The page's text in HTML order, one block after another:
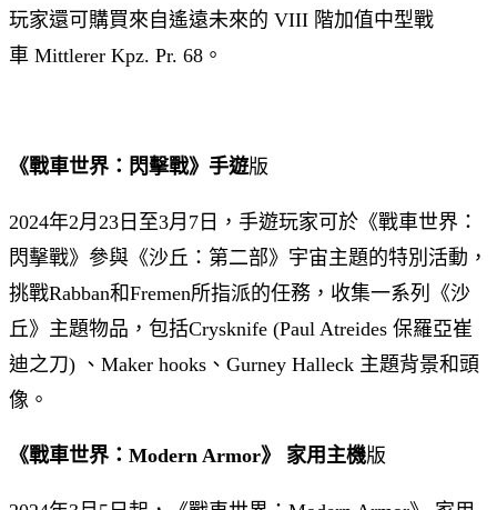
玩家還可購買來自遙遠未來的 VIII 階加值中型戰
車 Mittlerer Kpz. Pr. 68。
《戰車世界：閃擊戰》手遊版
2024年2月23日至3月7日，手遊玩家可於《戰車世界：
閃擊戰》參與《沙丘：第二部》宇宙主題的特別活動，
挑戰Rabban和Fremen所指派的任務，收集一系列《沙
丘》主題物品，包括Crysknife (Paul Atreides 保羅亞崔
迪之刀) 、Maker hooks、Gurney Halleck 主題背景和頭
像。
《戰車世界：Modern Armor》 家用主機版